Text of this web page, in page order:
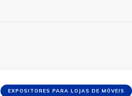
EXPOSITORES PARA LOJAS DE MÓVEIS